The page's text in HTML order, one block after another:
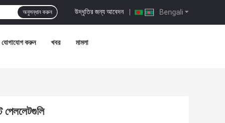
Bengali
উদ্ধৃতির জন্য আবেদন |
অনুসন্ধান করুন
যোগাযোগ করুন খবর মামলা
পেললেটগুলি